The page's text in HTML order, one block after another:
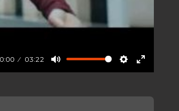
03:22
Mute Settings
Enter